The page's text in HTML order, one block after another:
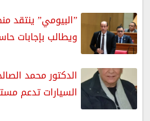
”البيومي” ينتقد
ويطالب بإجابات
الدكتور محمد
السيارات تدعم